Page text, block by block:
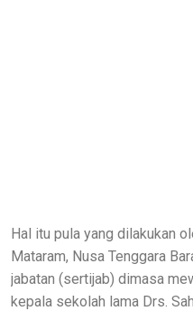
Hal itu pula yang dilakukan
Mataram, Nusa Tenggara
jabatan (sertijab) dimasa
kepala sekolah lama Drs.